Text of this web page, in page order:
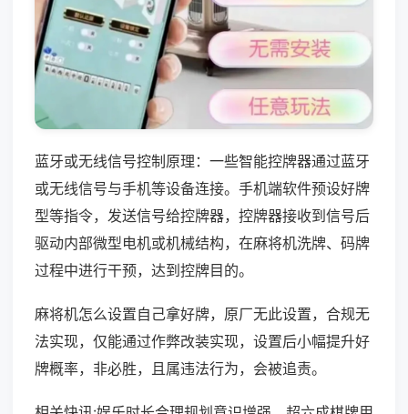
蓝牙或无线信号控制原理：一些智能控牌器通过蓝牙
或无线信号与手机等设备连接。手机端软件预设好牌
型等指令，发送信号给控牌器，控牌器接收到信号后
驱动内部微型电机或机械结构，在麻将机洗牌、码牌
过程中进行干预，达到控牌目的。
麻将机怎么设置自己拿好牌，原厂无此设置，合规无
法实现，仅能通过作弊改装实现，设置后小幅提升好
牌概率，非必胜，且属违法行为，会被追责。